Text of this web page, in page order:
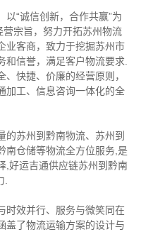
“诚信创新，合作共赢”为
营宗旨，努力开拓苏州物流
业客商，致力于挖掘苏州市
信誉，满足客户物流要求.
快捷、价廉的经营原则，
加工、信息咨询一体化的全
的苏州到黔南物流、苏州到
南仓储等物流全方位服务,是
,好运吉通供应链苏州到黔南
时效并行、服务与微笑同在
盖了物流运输方案的设计与